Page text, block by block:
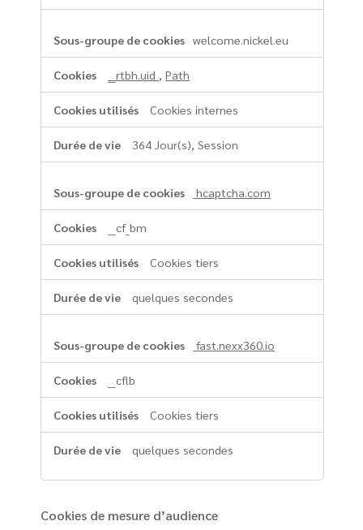
welcome.nickel.eu
__rtbh.uid ,Path
Cookies internes
364 Jour(s), Session
hcaptcha.com
__cf_bm
Cookies tiers
quelques secondes
fast.nexx360.io
__cflb
Cookies tiers
quelques secondes
Cookies de mesure d’audience